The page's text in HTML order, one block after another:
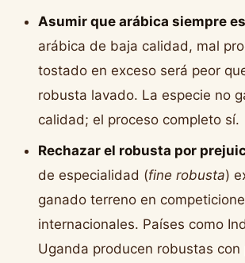
Asumir que arábica siempre
arábica de baja calidad, mal
tostado en exceso será peor
robusta lavado. La especie no
calidad; el proceso completo sí.
Rechazar el robusta por
de especialidad (fine robusta)
ganado terreno en
internacionales. Países como
Uganda producen robustas con